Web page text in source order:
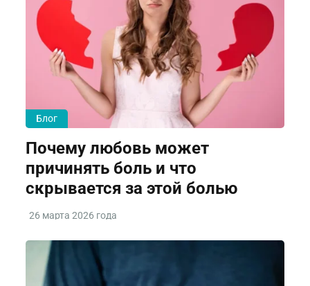
Блог
Почему любовь может
причинять боль и что
скрывается за этой болью
26 марта 2026 года